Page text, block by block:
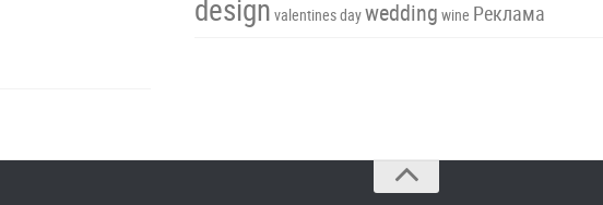
design valentines daywedding wine Реклама